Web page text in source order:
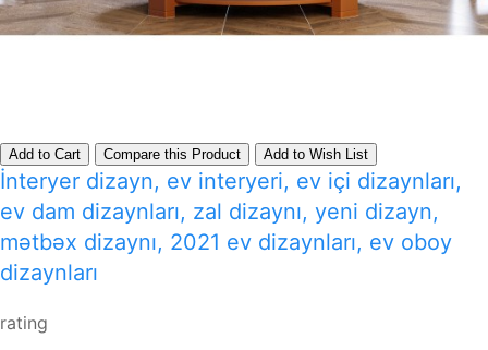
Add to Cart Compare this Product Add to Wish List
İnteryer dizayn, ev interyeri, ev içi dizaynları,
ev dam dizaynları, zal dizaynı, yeni dizayn,
mətbəx dizaynı, 2021 ev dizaynları, ev oboy
dizaynları
rating